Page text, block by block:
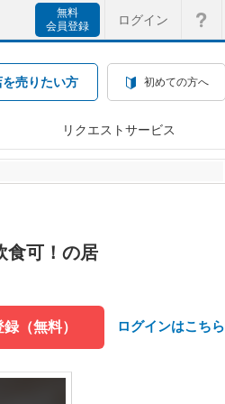
無料
会員登録
ログイン
を売りたい方 初めての方へ
リクエストサービス
可！の居
（無料） ログインはこちら